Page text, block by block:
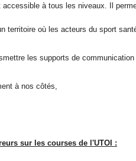
à tous les niveaux. Il
territoire où les acteurs du sport
les supports de communication
à nos côtés,
sur les courses de l'UTOI :